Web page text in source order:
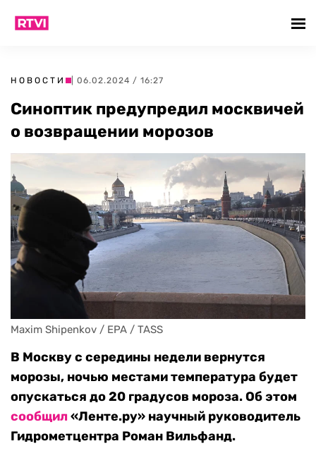
НОВОСТИ | 06.02.2024 / 16:27
Синоптик предупредил москвичей
о возвращении морозов
Maxim Shipenkov / EPA / TASS
В Москву с середины недели вернутся
морозы, ночью местами температура будет
опускаться до 20 градусов мороза. Об этом
сообщил«Ленте.ру» научный руководитель
Гидрометцентра Роман Вильфанд.